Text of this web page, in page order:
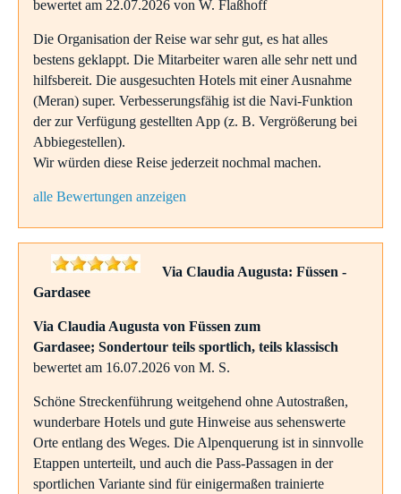
bewertet am 22.07.2026 von W. Flaßhoff
Die Organisation der Reise war sehr gut, es hat alles
bestens geklappt. Die Mitarbeiter waren alle sehr nett und
hilfsbereit. Die ausgesuchten Hotels mit einer Ausnahme
(Meran) super. Verbesserungsfähig ist die Navi-Funktion
der zur Verfügung gestellten App (z. B. Vergrößerung bei
Abbiegestellen).
Wir würden diese Reise jederzeit nochmal machen.
alle Bewertungen anzeigen
Via Claudia Augusta: Füssen -
Gardasee
Via Claudia Augusta von Füssen zum
Gardasee; Sondertour teils sportlich, teils klassisch
bewertet am 16.07.2026 von M. S.
Schöne Streckenführung weitgehend ohne Autostraßen,
wunderbare Hotels und gute Hinweise aus sehenswerte
Orte entlang des Weges. Die Alpenquerung ist in sinnvolle
Etappen unterteilt, und auch die Pass-Passagen in der
sportlichen Variante sind für einigermaßen trainierte